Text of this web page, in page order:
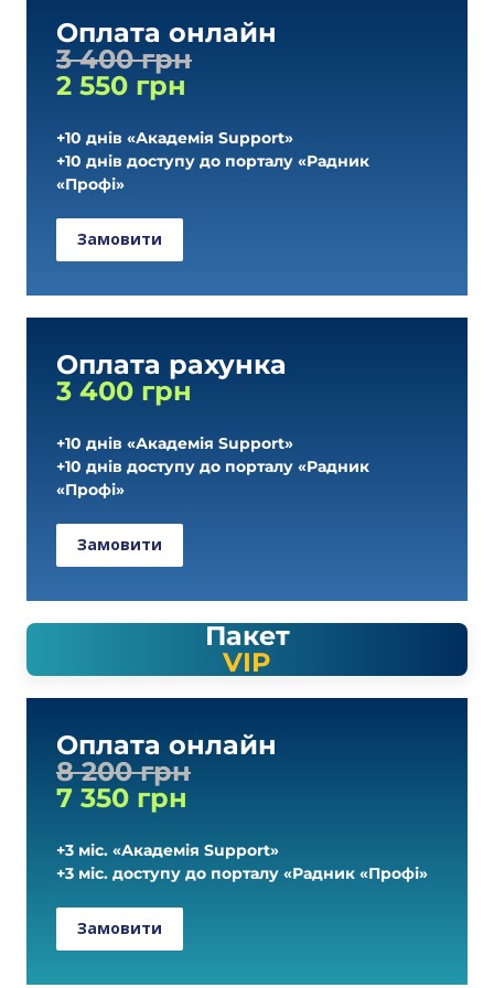
Оплата онлайн
3 400 грн
2 550 грн
+10 днів «Академія Support»
+10 днів доступу до порталу «Радник
«Профі»
Замовити
Оплата рахунка
3 400 грн
+10 днів «Академія Support»
+10 днів доступу до порталу «Радник
«Профі»
Замовити
Пакет
VIP
Оплата онлайн
8 200 грн
7 350 грн
+3 міс. «Академія Support»
+3 міс. доступу до порталу «Радник «Профі»
Замовити